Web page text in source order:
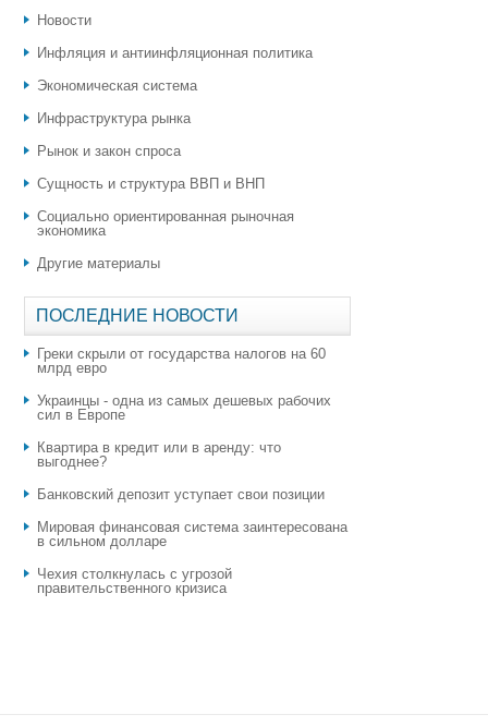
Новости
Инфляция и антиинфляционная политика
Экономическая система
Инфраструктура рынка
Рынок и закон спроса
Сущность и структура ВВП и ВНП
Социально ориентированная рыночная
экономика
Другие материалы
ПОСЛЕДНИЕ НОВОСТИ
Греки скрыли от государства налогов на 60
млрд евро
Украинцы - одна из самых дешевых рабочих
сил в Европе
Квартира в кредит или в аренду: что
выгоднее?
​Банковский депозит уступает свои позиции
Мировая финансовая система заинтересована
в сильном долларе
Чехия столкнулась с угрозой
правительственного кризиса